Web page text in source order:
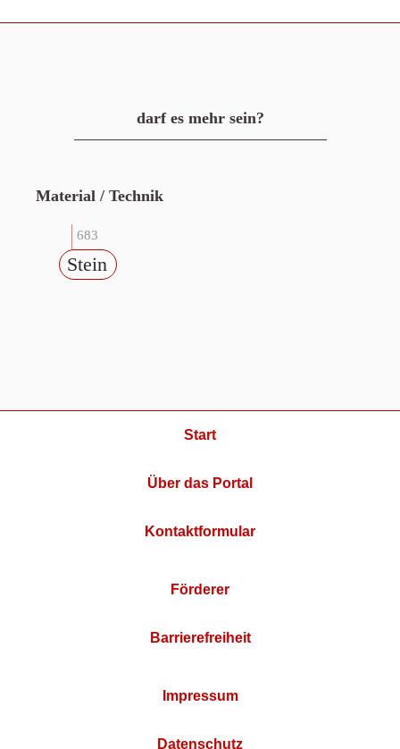
darf es mehr sein?
Material / Technik
683
Stein
Start
Über das Portal
Kontaktformular
Förderer
Barrierefreiheit
Impressum
Datenschutz